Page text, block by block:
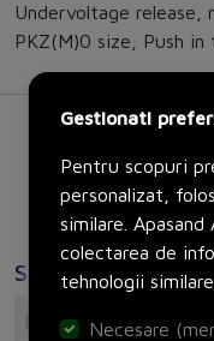
Undervoltage
PKZ(M)0 size, Push in
Specificatii
Electrical
Gestionati
Pentru scopuri
personalizat,
similare.
colectarea de
tehnologii similare.
Necesare